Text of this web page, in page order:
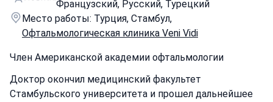
Французский, Русский, Турецкий
Место работы: Турция, Стамбул,
Офтальмологическая клиника Veni Vidi
Член Американской академии офтальмологии
Доктор окончил медицинский факультет
Стамбульского университета и прошел дальнейшее